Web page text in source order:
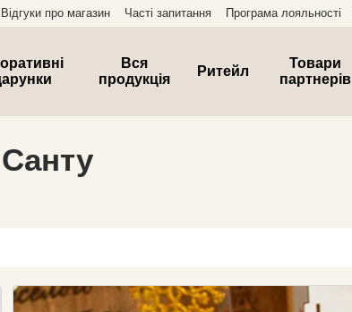
Відгуки про магазин Часті запитання Програма лояльності
Вся
продукція
Ритейл
Товари
партнерів